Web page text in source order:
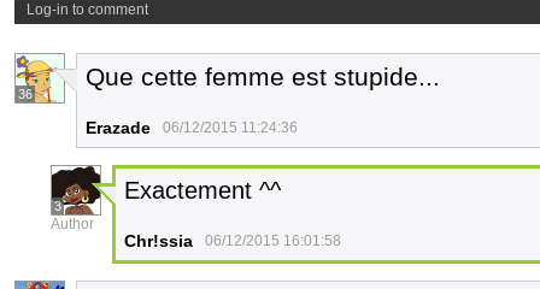
Log-in to comment
36
Que cette femme est stupide...
Erazade 06/12/2015 11:24:36
3
Author
Exactement ^^
Chr!ssia 06/12/2015 16:01:58